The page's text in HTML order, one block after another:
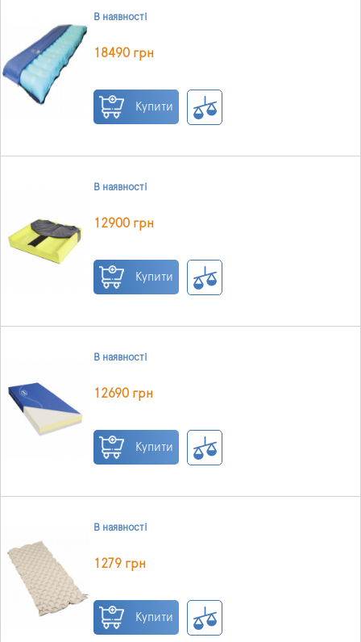
В наявності
18490 грн
Купити
В наявності
12900 грн
Купити
В наявності
12690 грн
Купити
В наявності
1279 грн
Купити